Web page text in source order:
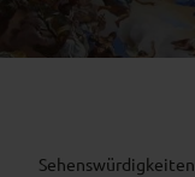
Sehenswürdigkeiten